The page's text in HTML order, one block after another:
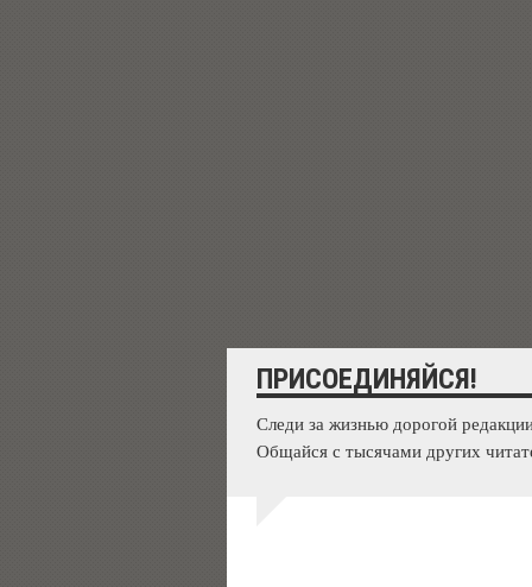
ПРИСОЕДИНЯЙСЯ!
Следи за жизнью дорогой
Общайся с тысячами других